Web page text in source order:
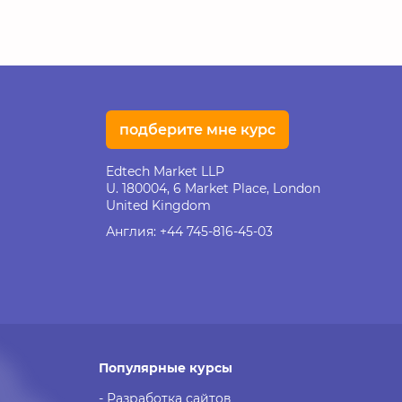
подберите мне курс
Edtech Market LLP
U. 180004, 6 Market Place, London
United Kingdom
Англия: +44 745-816-45-03
Популярные курсы
- Разработка сайтов